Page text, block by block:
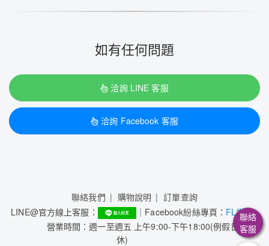
如有任何問題
洽詢 LINE 客服
洽詢 Facebook 客服
聯絡我們 購物說明
訂單查詢
LINE@官方線上客服：
｜Facebook紛絲專頁： FL生活+
營業時間：週一至週五 上午9:00-下午18:00(例假日公
休)
聯絡
客服